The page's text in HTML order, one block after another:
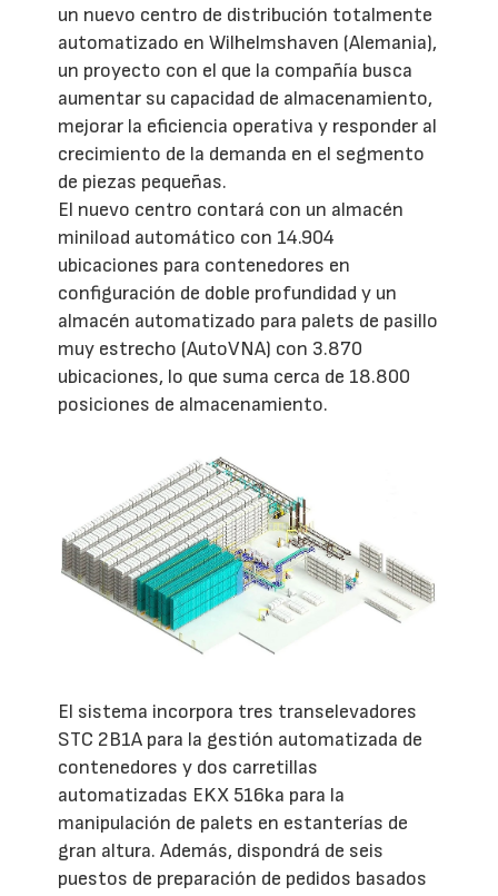
un nuevo centro de distribución totalmente
automatizado en Wilhelmshaven (Alemania),
un proyecto con el que la compañía busca
aumentar su capacidad de almacenamiento,
mejorar la eficiencia operativa y responder al
crecimiento de la demanda en el segmento
de piezas pequeñas.
El nuevo centro contará con un almacén
miniload automático con 14.904
ubicaciones para contenedores en
configuración de doble profundidad y un
almacén automatizado para palets de pasillo
muy estrecho (AutoVNA) con 3.870
ubicaciones, lo que suma cerca de 18.800
posiciones de almacenamiento.
El sistema incorpora tres transelevadores
STC 2B1A para la gestión automatizada de
contenedores y dos carretillas
automatizadas EKX 516ka para la
manipulación de palets en estanterías de
gran altura. Además, dispondrá de seis
puestos de preparación de pedidos basados